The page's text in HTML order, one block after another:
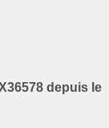
depuis le